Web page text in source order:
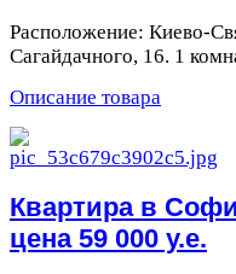
Расположение: Киево-
Сагайдачного, 16. 1
Описание товара
Квартира в
цена 59 000 у.е.